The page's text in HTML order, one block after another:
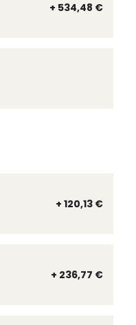
+ 534,48 €
+ 120,13 €
+ 236,77 €